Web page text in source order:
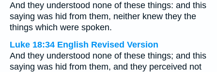
And they understood none of these things: and this
saying was hid from them, neither knew they the
things which were spoken.
Luke 18:34 English Revised Version
And they understood none of these things; and this
saying was hid from them, and they perceived not